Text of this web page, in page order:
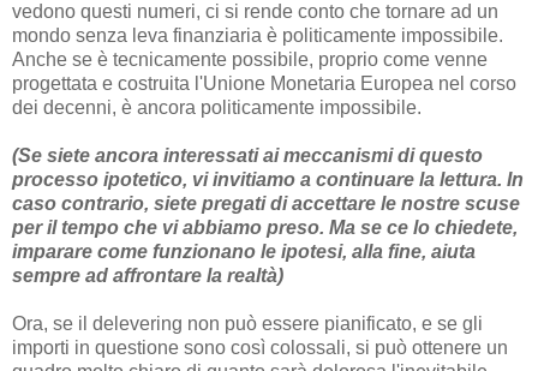
vedono questi numeri, ci si rende conto che tornare ad un
mondo senza leva finanziaria è politicamente impossibile.
Anche se è tecnicamente possibile, proprio come venne
progettata e costruita l'Unione Monetaria Europea nel corso
dei decenni, è ancora politicamente impossibile.
(Se siete ancora interessati ai meccanismi di questo
processo ipotetico, vi invitiamo a continuare la lettura. In
caso contrario, siete pregati di accettare le nostre scuse
per il tempo che vi abbiamo preso. Ma se ce lo chiedete,
imparare come funzionano le ipotesi, alla fine, aiuta
sempre ad affrontare la realtà)
Ora, se il delevering non può essere pianificato, e se gli
importi in questione sono così colossali, si può ottenere un